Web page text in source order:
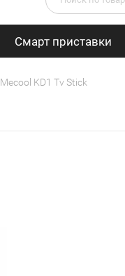
Смарт приставки
Mecool KD1 Tv Stick